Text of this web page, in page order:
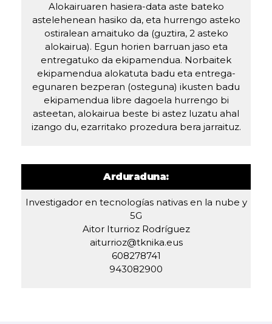
Alokairuaren hasiera-data aste bateko
astelehenean hasiko da, eta hurrengo asteko
ostiralean amaituko da (guztira, 2 asteko
alokairua). Egun horien barruan jaso eta
entregatuko da ekipamendua. Norbaitek
ekipamendua alokatuta badu eta entrega-
egunaren bezperan (osteguna) ikusten badu
ekipamendua libre dagoela hurrengo bi
asteetan, alokairua beste bi astez luzatu ahal
izango du, ezarritako prozedura bera jarraituz.
Arduraduna:
Investigador en tecnologías nativas en la nube y
5G
Aitor Iturrioz Rodríguez
aiturrioz@tknika.eus
608278741
943082900